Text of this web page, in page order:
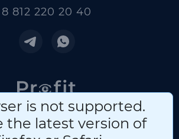
Иванович, ИНН 391503542208
8 812 220 20 40
is not supported.
the latest version of